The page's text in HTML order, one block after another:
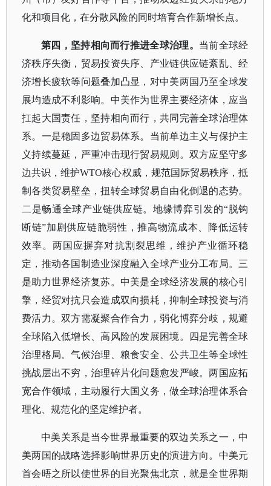
化和项目化，在分散风险的同时培育合作新增长点。
第四，坚持相向而行推进全球治理。 当前全球经
济秩序失衡，贸易投资失序、产业链供应链紊乱、经
济增长疲软等问题叠加凸显，对中美两国乃至全球发
展均造成不利影响。中美作为世界主要经济体，应当
扛起大国责任，坚持相向而行，共同完善全球治理体
系。一是稳固多边贸易体系。当前单边主义与保护主
义持续蔓延，严重冲击现行贸易规则。双方应坚守多
边共识，维护WTO核心权威，规范国际贸易秩序，抵
制各类贸易壁垒，扭转全球贸易自由化倒退的态势。
二是畅通全球产业链供应链。地缘博弈引发的“脱钩
断链”加剧供应链脆弱性，推高物流成本、降低运转
效率。两国应摒弃对抗割裂思维，维护产业循环稳
定，推动各国制造业深度融入全球产业分工布局。三
是助力世界经济复苏。中美是全球经济发展的核心引
擎，经贸对抗只会造成双向损耗，抑制全球投资与消
费活力。双方需凝聚合作合力，弱化博弈分歧，规避
全球陷入低增长、高风险的发展困境。四是完善全球
治理格局。气候治理、粮食安全、公共卫生等全球性
挑战层出不穷，治理碎片化问题愈发严峻。两国应拓
宽合作领域，主动履行大国义务，做全球治理体系合
理化、规范化的坚定维护者。
中美关系是当今世界最重要的双边关系之一，中
美两国的战略选择影响世界历史的演进方向。中美元
首会晤之所以使世界的目光聚焦北京，就是全世界期